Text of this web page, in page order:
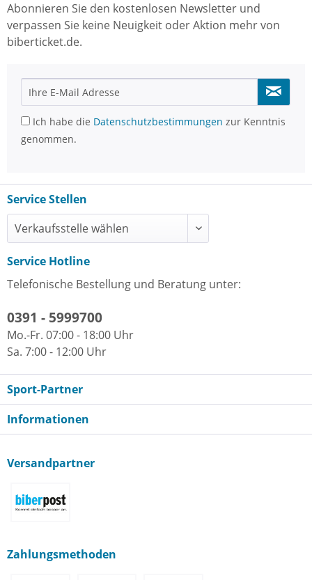
Abonnieren Sie den kostenlosen Newsletter und
verpassen Sie keine Neuigkeit oder Aktion mehr von
biberticket.de.
Ich habe die Datenschutzbestimmungen zur Kenntnis
genommen.
Service Stellen
Service Hotline
Telefonische Bestellung und Beratung unter:
0391 - 5999700
Mo.-Fr. 07:00 - 18:00 Uhr
Sa. 7:00 - 12:00 Uhr
Sport-Partner
Informationen
Versandpartner
Zahlungsmethoden